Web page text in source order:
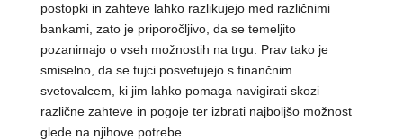
postopki in zahteve lahko razlikujejo med različnimi
bankami, zato je priporočljivo, da se temeljito
pozanimajo o vseh možnostih na trgu. Prav tako je
smiselno, da se tujci posvetujejo s finančnim
svetovalcem, ki jim lahko pomaga navigirati skozi
različne zahteve in pogoje ter izbrati najboljšo možnost
glede na njihove potrebe.